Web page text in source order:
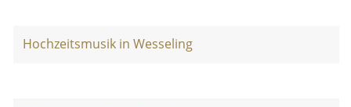
Hochzeitsmusik in Wesseling